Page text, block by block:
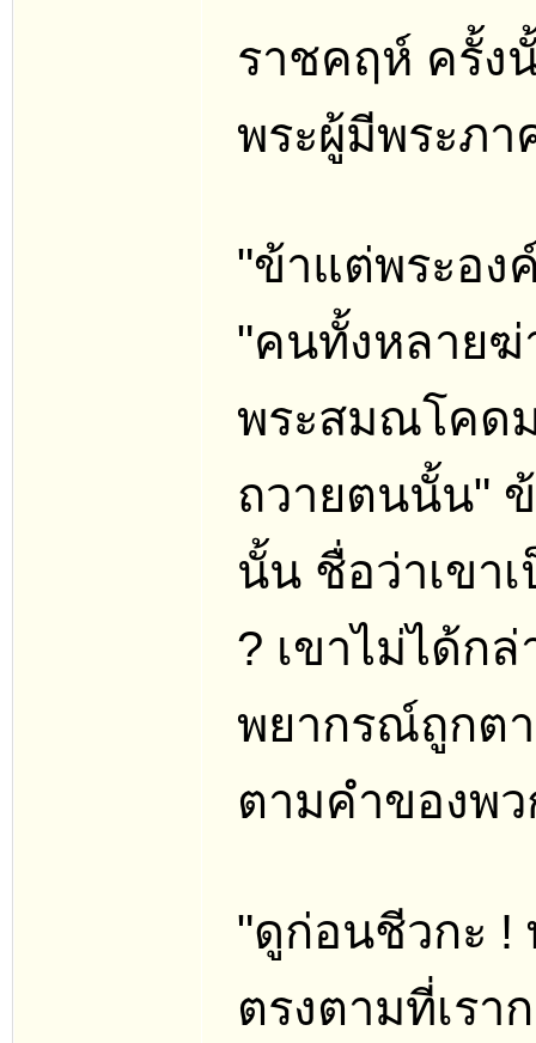
ราชคฤห์ ครั้ง
พระผู้มีพระภ
"ข้าแต่พระอง
"คนทั้งหลายฆ่
พระสมณโคด
ถวายตนนั้น"
นั้น ชื่อว่าเขา
? เขาไม่ได้ก
พยากรณ์ถูกต
ตามคำของพ
"ดูก่อนชีวกะ !
ตรงตามที่เร